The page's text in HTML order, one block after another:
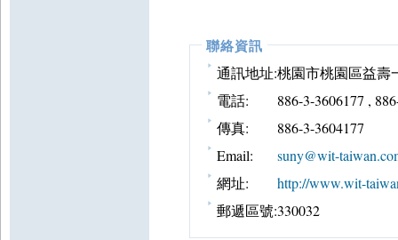
聯絡資訊
通訊地址:桃園市桃園區益壽
電話:
886-3-3606177 ,
傳真:
886-3-3604177
Email:
suny@wit-
網址:
http://www.wit-
郵遞區號:330032